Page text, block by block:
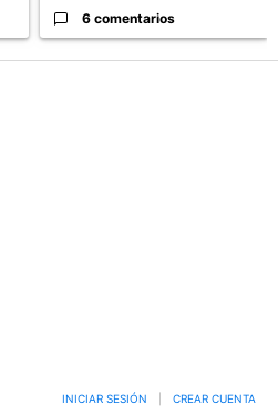
6 comentarios
INICIAR SESIÓN CREAR CUENTA